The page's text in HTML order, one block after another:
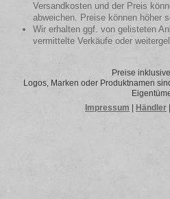
Versandkosten und der Preis
abweichen. Preise können höher
Wir erhalten ggf. von gelisteten
vermittelte Verkäufe oder
Preise
Logos, Marken oder Produktnamen
Impressum
Händler